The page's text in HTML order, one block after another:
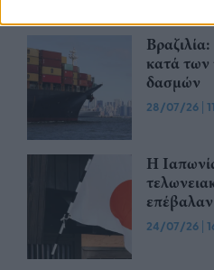
κατά των
δασμών
28/07/26 |
Η
24/07/26 |